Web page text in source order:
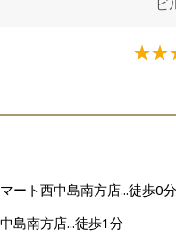
ート西中島南方店...徒歩0分
島南方店...徒歩1分